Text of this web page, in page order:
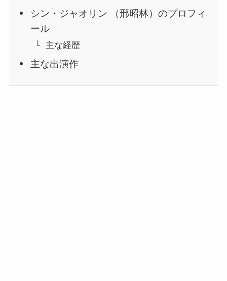
シン・ジャオリン （邢昭林）のプロフィ
ール
主な経歴
主な出演作